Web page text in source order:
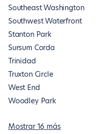
Southeast Washington
Southwest Waterfront
Stanton Park
Sursum Corda
Trinidad
Truxton Circle
West End
Woodley Park
Mostrar 16 más